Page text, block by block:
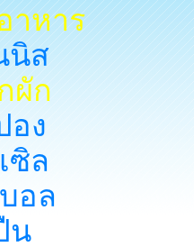
าหาร
นิส
ผัก
อง
ซิล
อล
น